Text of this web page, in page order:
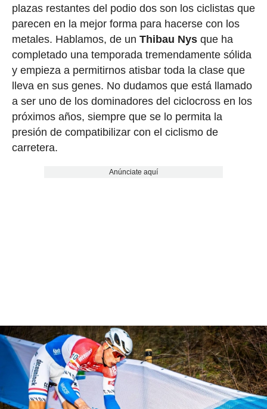
plazas restantes del podio dos son los ciclistas que
parecen en la mejor forma para hacerse con los
metales. Hablamos, de un Thibau Nysque ha
completado una temporada tremendamente sólida
y empieza a permitirnos atisbar toda la clase que
lleva en sus genes. No dudamos que está llamado
a ser uno de los dominadores del ciclocross en los
próximos años, siempre que se lo permita la
presión de compatibilizar con el ciclismo de
carretera.
Anúnciate aquí